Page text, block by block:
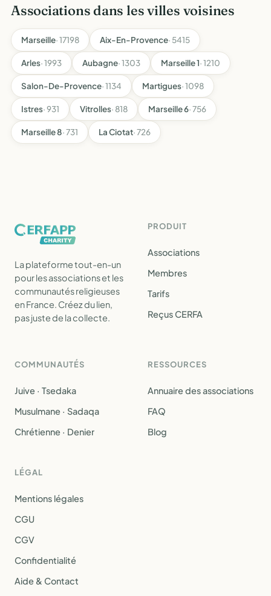
Associations dans les villes voisines
Marseille· 17198 Aix-En-Provence· 5415
Arles· 1993 Aubagne· 1303 Marseille 1· 1210
Salon-De-Provence· 1134 Martigues· 1098
Istres· 931 Vitrolles· 818 Marseille 6· 756
Marseille 8· 731 La Ciotat· 726
La plateforme tout-en-un
pour les associations et les
communautés religieuses
en France. Créez du lien,
pas juste de la collecte.
PRODUIT
Associations
Membres
Tarifs
Reçus CERFA
COMMUNAUTÉS
Juive · Tsedaka
Musulmane · Sadaqa
Chrétienne · Denier
RESSOURCES
Annuaire des associations
FAQ
Blog
LÉGAL
Mentions légales
CGU
CGV
Confidentialité
Aide & Contact